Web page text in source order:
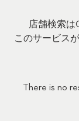
店舗検索は
このサービス
There is no